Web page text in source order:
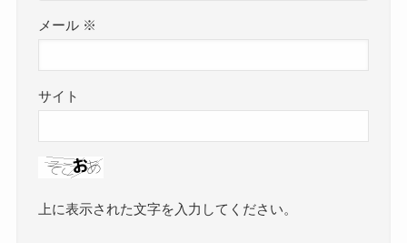
メール ※
サイト
上に表示された文字を入力してください。